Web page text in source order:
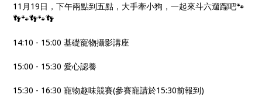
11月19日，下午兩點到五點，大手牽小狗，一起來斗六遛蹓吧🐾
👣🐾👣🐾👣
14:10 - 15:00 基礎寵物攝影講座
15:00 - 15:30 愛心認養
15:30 - 16:30 寵物趣味競賽(參賽寵請於15:30前報到)